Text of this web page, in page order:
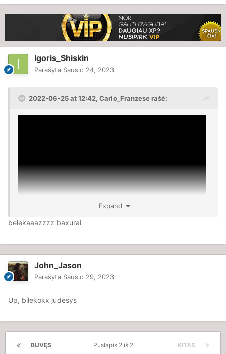
Igoris_Shiskin
Parašyta Sausio 24, 2023
2022-06-25 at 12:42, Carlo_Franzeserašė:
Expand
belekaaazzzz baxurai
John_Jason
Parašyta Sausio 29, 2023
Up, bilekokx judesys
BUVĘS KITAS
Puslapis 2 iš 2